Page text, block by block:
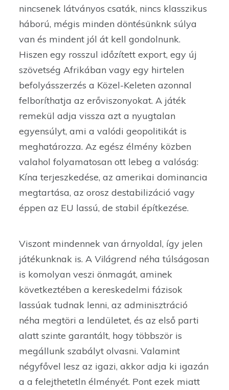
nincsenek látványos csaták, nincs klasszikus
háború, mégis minden döntésünknk súlya
van és mindent jól át kell gondolnunk.
Hiszen egy rosszul időzített export, egy új
szövetség Afrikában vagy egy hirtelen
befolyásszerzés a Közel-Keleten azonnal
felboríthatja az erőviszonyokat. A játék
remekül adja vissza azt a nyugtalan
egyensúlyt, ami a valódi geopolitikát is
meghatározza. Az egész élmény közben
valahol folyamatosan ott lebeg a valóság:
Kína terjeszkedése, az amerikai dominancia
megtartása, az orosz destabilizáció vagy
éppen az EU lassú, de stabil építkezése.
Viszont mindennek van árnyoldal, így jelen
játékunknak is. A Világrend néha túlságosan
is komolyan veszi önmagát, aminek
következtében a kereskedelmi fázisok
lassúak tudnak lenni, az adminisztráció
néha megtöri a lendületet, és az első parti
alatt szinte garantált, hogy többször is
megállunk szabályt olvasni. Valamint
négyfővel lesz az igazi, akkor adja ki igazán
a a felejthetetln élményét. Pont ezek miatt